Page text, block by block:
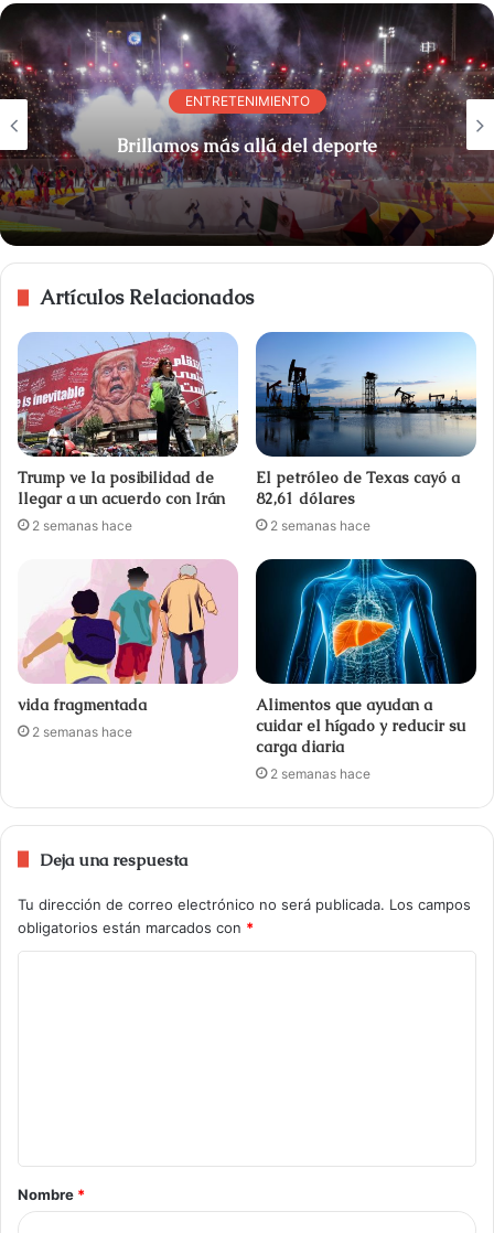
ENTRETENIMIENTO
Brillamos más allá del deporte
Artículos Relacionados
Trump ve la posibilidad de
llegar a un acuerdo con Irán
2 semanas hace
El petróleo de Texas cayó a
82,61 dólares
2 semanas hace
vida fragmentada
2 semanas hace
Alimentos que ayudan a
cuidar el hígado y reducir su
carga diaria
2 semanas hace
Deja una respuesta
Tu dirección de correo electrónico no será publicada. Los campos
obligatorios están marcados con *
Nombre *